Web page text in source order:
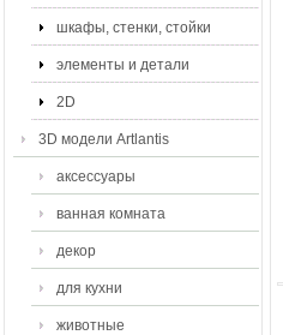
шкафы, стенки, стойки
элементы и детали
2D
3D модели Artlantis
аксессуары
ванная комната
декор
для кухни
животные